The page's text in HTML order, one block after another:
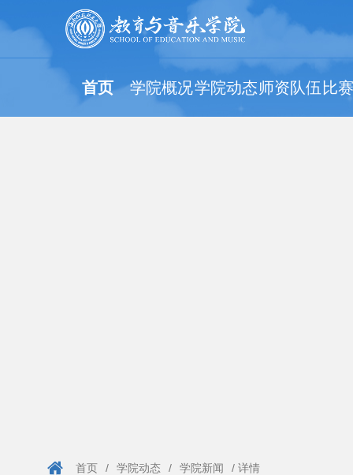
首页 学院概况学院动态师资队伍 比
首页 / 学院动态 / 学院新闻 / 详情